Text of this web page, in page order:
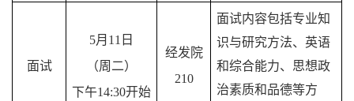
面试
5月11日
（周二）
下午14:30开始
经发院
210
面试内容包括专业知
识与研究方法、英语
和综合能力、思想政
治素质和品德等方